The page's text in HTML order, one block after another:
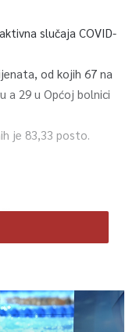
slučaja COVID-
od kojih 67 na
a 29 u Općoj bolnici
je 83,33 posto.